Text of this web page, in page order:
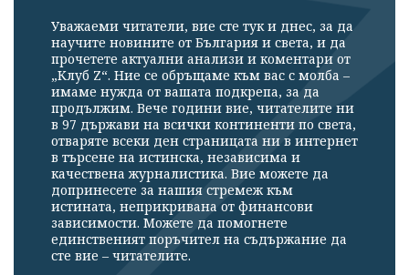
Уважаеми читатели, вие сте тук и днес, за да
научите новините от България и света, и да
прочетете актуални анализи и коментари от
„Клуб Z“. Ние се обръщаме към вас с молба –
имаме нужда от вашата подкрепа, за да
продължим. Вече години вие, читателите ни
в 97 държави на всички континенти по света,
отваряте всеки ден страницата ни в интернет
в търсене на истинска, независима и
качествена журналистика. Вие можете да
допринесете за нашия стремеж към
истината, неприкривана от финансови
зависимости. Можете да помогнете
единственият поръчител на съдържание да
сте вие – читателите.